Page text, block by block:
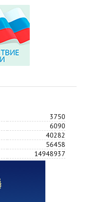
3750
6090
40282
56458
14948937